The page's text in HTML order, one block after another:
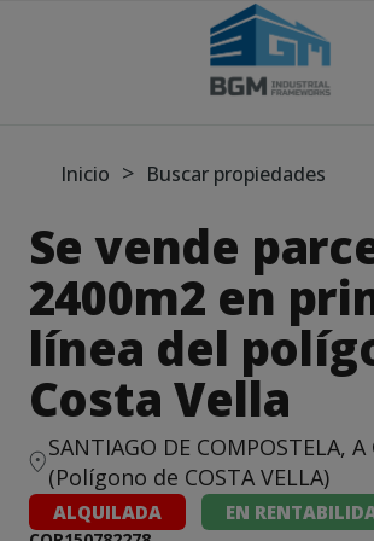
Buscar propiedades
Publicar Inmueble
Registrarse
Iniciar sesión
Blog
Servicios
Inicio > Buscar propiedades
Se vende
2400m2 en
línea del
Costa Vella
SANTIAGO DE COMPOSTELA, A
(Polígono de COSTA VELLA)
ALQUILADA EN